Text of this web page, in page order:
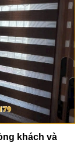
khách và